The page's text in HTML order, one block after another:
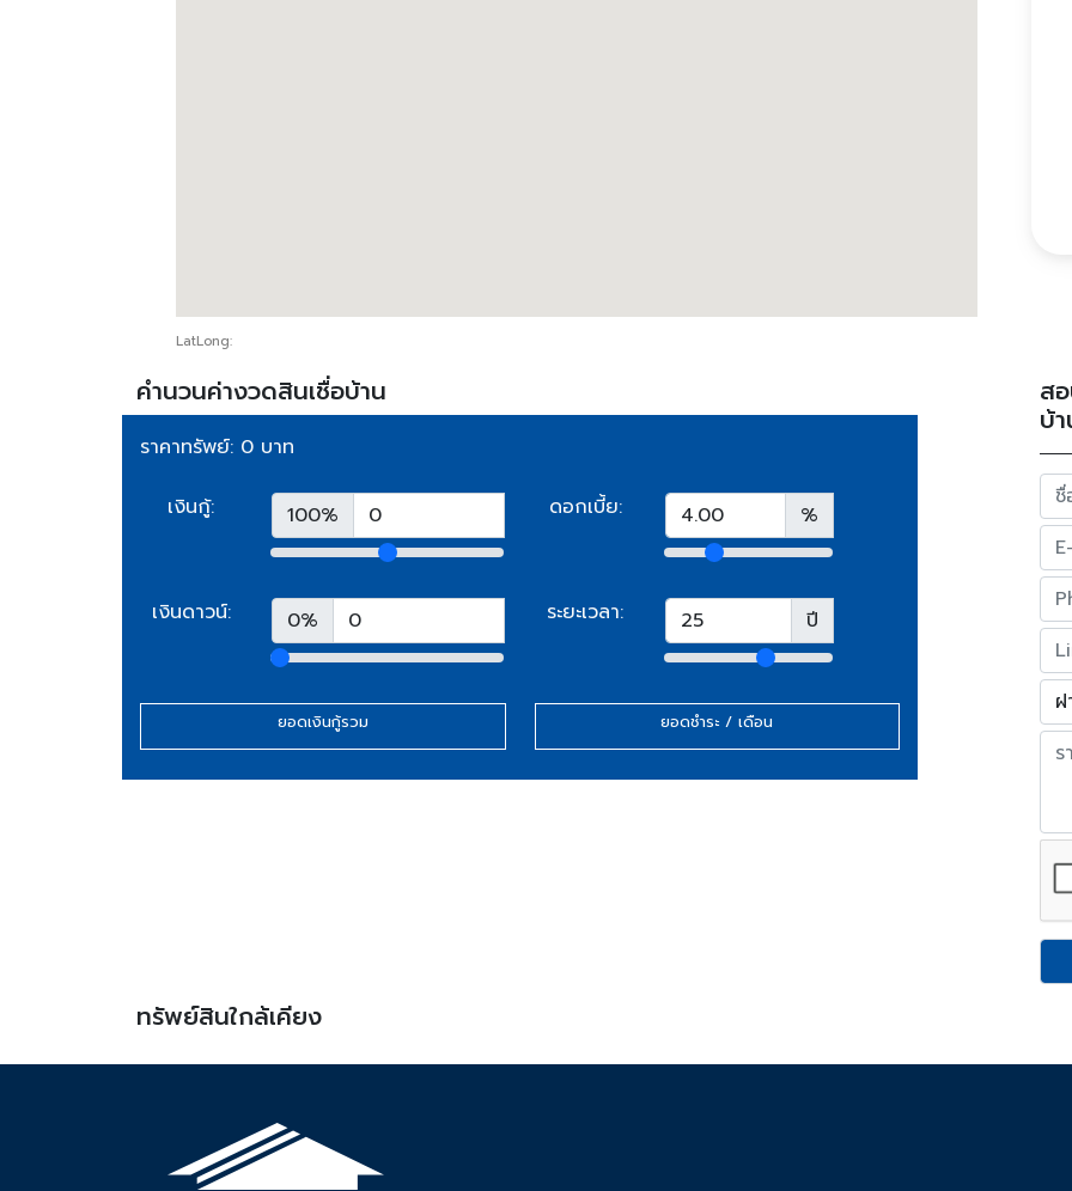
LatLong:
คำนวนค่างวดสินเชื่อบ้าน
ราคาทรัพย์: 0 บาท
เงินกู้: 100%
เงินดาวน์: 0%
ดอกเบี้ย: %
ระยะเวลา: ปี
ยอดเงินกู้รวม ยอดชำระ / เดือน
ส
บ้
ทรัพย์สินใกล้เคียง